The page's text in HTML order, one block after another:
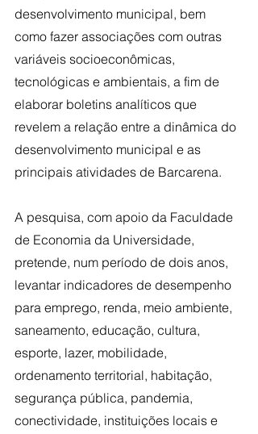
desenvolvimento municipal, bem
como fazer associações com outras
variáveis socioeconômicas,
tecnológicas e ambientais, a fim de
elaborar boletins analíticos que
revelem a relação entre a dinâmica do
desenvolvimento municipal e as
principais atividades de Barcarena.
A pesquisa, com apoio da Faculdade
de Economia da Universidade,
pretende, num período de dois anos,
levantar indicadores de desempenho
para emprego, renda, meio ambiente,
saneamento, educação, cultura,
esporte, lazer, mobilidade,
ordenamento territorial, habitação,
segurança pública, pandemia,
conectividade, instituições locais e